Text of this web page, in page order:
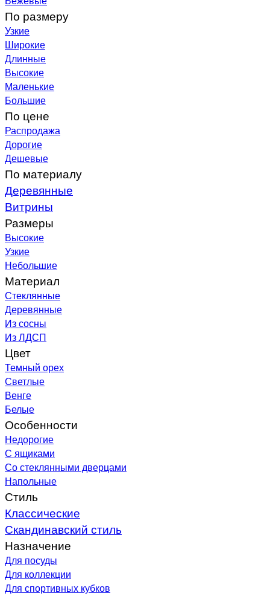
По размеру
Узкие
Широкие
Длинные
Высокие
Маленькие
Большие
По цене
Распродажа
Дорогие
Дешевые
По материалу
Деревянные
Витрины
Размеры
Высокие
Узкие
Небольшие
Материал
Стеклянные
Деревянные
Из сосны
Из ЛДСП
Цвет
Темный орех
Светлые
Венге
Белые
Особенности
Недорогие
С ящиками
Со стеклянными дверцами
Напольные
Стиль
Классические
Скандинавский стиль
Назначение
Для посуды
Для коллекции
Для спортивных кубков